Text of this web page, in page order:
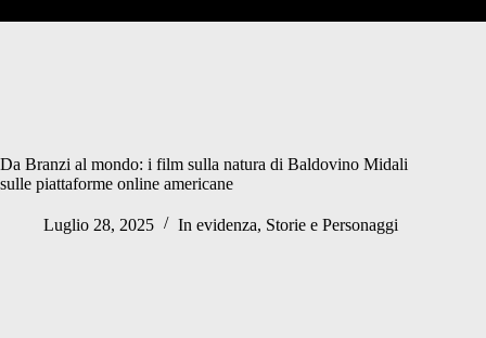
Da Branzi al mondo: i film sulla natura di Baldovino Midali
sulle piattaforme online americane
Luglio 28, 2025 In evidenza, Storie e Personaggi